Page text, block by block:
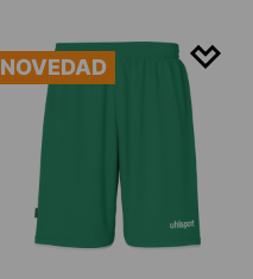
NOVEDAD